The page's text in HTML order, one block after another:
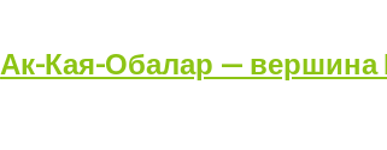
Ак-Кая-Обалар — вершина